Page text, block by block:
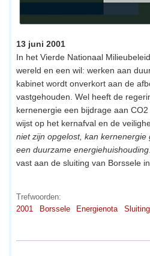
13 juni 2001
In het Vierde Nationaal
wereld en een wil: werken aan
kabinet wordt onverkort aan de
vastgehouden. Wel heeft de
kernenergie een bijdrage aan
wijst op het kernafval en de
niet zijn opgelost, kan
een duurzame energiehuishouding
vast aan de sluiting van Borssele
Trefwoorden:
2001
Borssele Energienota Sluiting